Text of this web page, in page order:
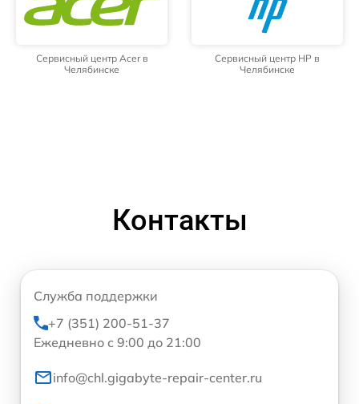
Сервисный центр Acer в
Челябинске
Сервисный центр HP в
Челябинске
Контакты
Служба поддержки
+7 (351) 200-51-37
Ежедневно с 9:00 до 21:00
info@chl.gigabyte-repair-center.ru